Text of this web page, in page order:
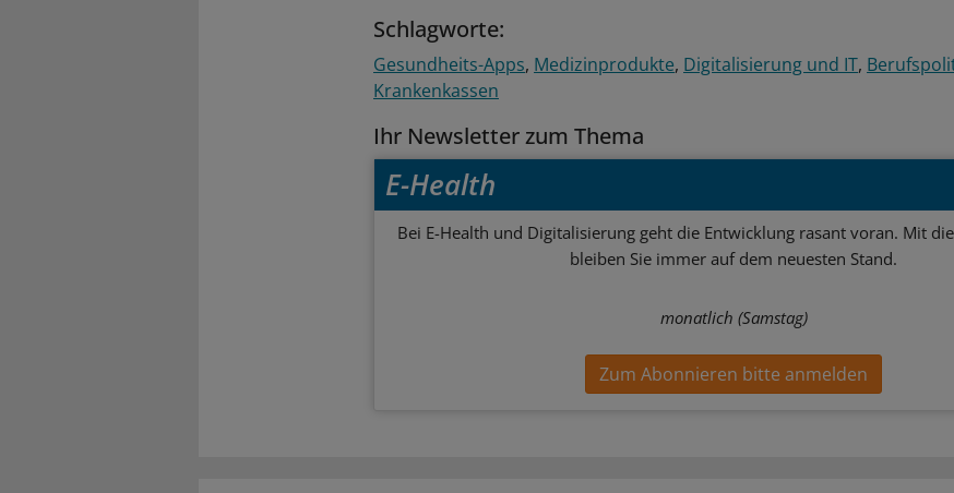
Schlagworte:
Gesundheits-Apps Medizinprodukte Digitalisierung und IT
Krankenkassen
Ihr Newsletter zum Thema
E-Health
Bei E-Health und Digitalisierung geht die Entwicklung rasant voran. Mit
bleiben Sie immer auf dem neuesten Stand.
monatlich (Samstag)
Zum Abonnieren bitte anmelden